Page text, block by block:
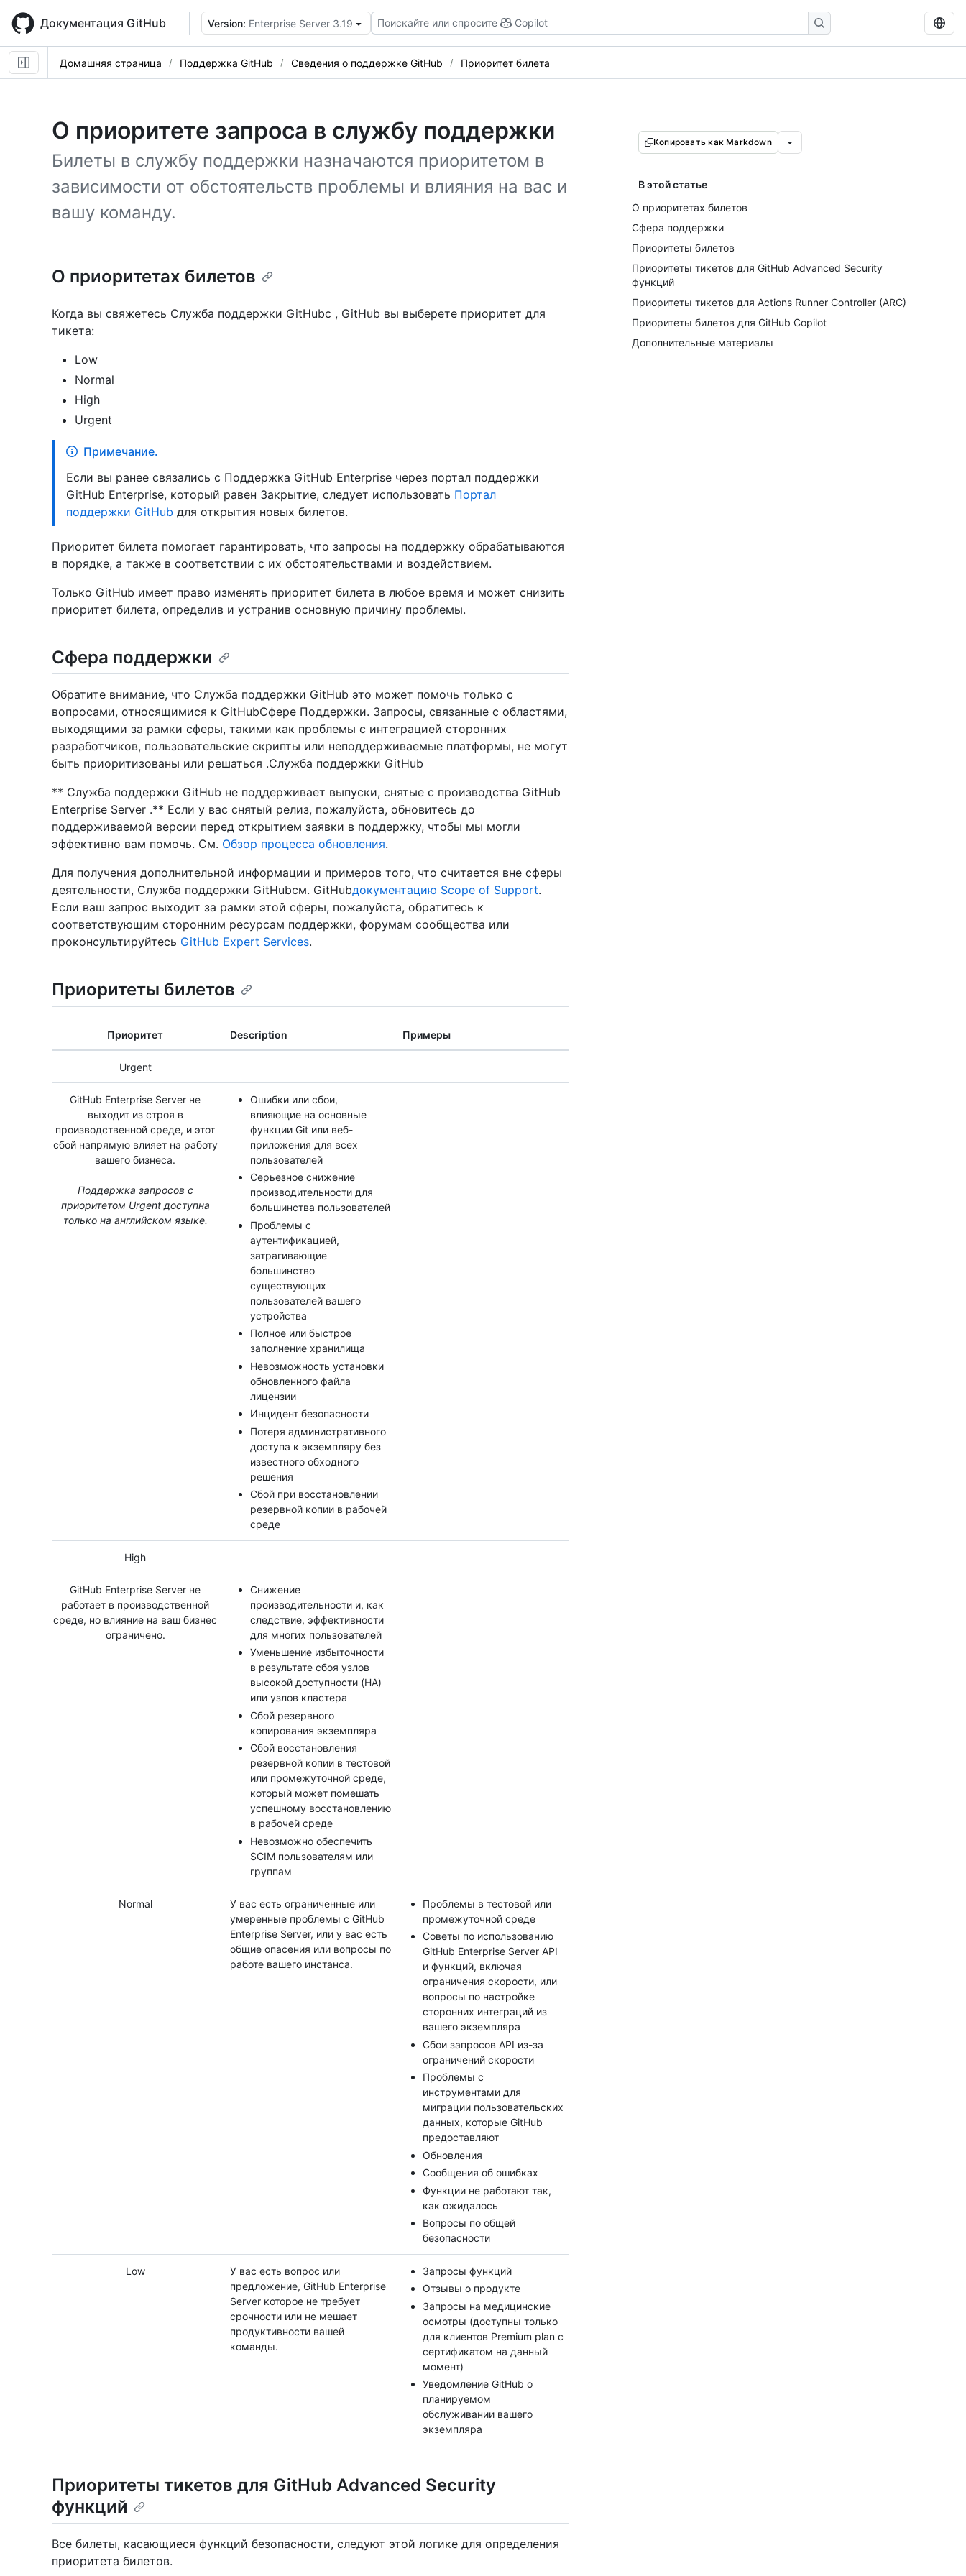
main
content
Документация GitHub Version: Enterprise Server 3.19 Поискайте или спросите Copilot
Домашняя страница Поддержка GitHub Сведения о поддержке GitHub Приоритет билета
О приоритете запроса в службу поддержки
Билеты в службу поддержки назначаются приоритетом в
зависимости от обстоятельств проблемы и влияния на вас и
вашу команду.
Копировать как Markdown
В этой статье
О приоритетах билетов
Сфера поддержки
Приоритеты билетов
Приоритеты тикетов для GitHub Advanced Security
функций
Приоритеты тикетов для Actions Runner Controller (ARC)
Приоритеты билетов для GitHub Copilot
Дополнительные материалы
О приоритетах билетов
Когда вы свяжетесь Служба поддержки GitHubс , GitHub вы выберете приоритет для
тикета:
Low
Normal
High
Urgent
Примечание.
Если вы ранее связались с Поддержка GitHub Enterprise через портал поддержки
GitHub Enterprise, который равен Закрытие, следует использовать Портал
поддержки GitHub для открытия новых билетов.
Приоритет билета помогает гарантировать, что запросы на поддержку обрабатываются
в порядке, а также в соответствии с их обстоятельствами и воздействием.
Только GitHub имеет право изменять приоритет билета в любое время и может снизить
приоритет билета, определив и устранив основную причину проблемы.
Сфера поддержки
Обратите внимание, что Служба поддержки GitHub это может помочь только с
вопросами, относящимися к GitHubСфере Поддержки. Запросы, связанные с областями,
выходящими за рамки сферы, такими как проблемы с интеграцией сторонних
разработчиков, пользовательские скрипты или неподдерживаемые платформы, не могут
быть приоритизованы или решаться .Служба поддержки GitHub
** Служба поддержки GitHub не поддерживает выпуски, снятые с производства GitHub
Enterprise Server .** Если у вас снятый релиз, пожалуйста, обновитесь до
поддерживаемой версии перед открытием заявки в поддержку, чтобы мы могли
эффективно вам помочь. См. Обзор процесса обновления.
Для получения дополнительной информации и примеров того, что считается вне сферы
деятельности, Служба поддержки GitHubсм. GitHubдокументацию Scope of Support.
Если ваш запрос выходит за рамки этой сферы, пожалуйста, обратитесь к
соответствующим сторонним ресурсам поддержки, форумам сообщества или
проконсультируйтесь GitHub Expert Services.
Приоритеты билетов
Приоритет Description Примеры
Urgent
GitHub Enterprise Server не
выходит из строя в
производственной среде, и этот
сбой напрямую влияет на работу
вашего бизнеса.
Поддержка запросов с
приоритетом Urgent доступна
только на английском языке.
Ошибки или сбои,
влияющие на основные
функции Git или веб-
приложения для всех
пользователей
Серьезное снижение
производительности для
большинства пользователей
Проблемы с
аутентификацией,
затрагивающие
большинство
существующих
пользователей вашего
устройства
Полное или быстрое
заполнение хранилища
Невозможность установки
обновленного файла
лицензии
Инцидент безопасности
Потеря административного
доступа к экземпляру без
известного обходного
решения
Сбой при восстановлении
резервной копии в рабочей
среде
High
GitHub Enterprise Server не
работает в производственной
среде, но влияние на ваш бизнес
ограничено.
Снижение
производительности и, как
следствие, эффективности
для многих пользователей
Уменьшение избыточности
в результате сбоя узлов
высокой доступности (HA)
или узлов кластера
Сбой резервного
копирования экземпляра
Сбой восстановления
резервной копии в тестовой
или промежуточной среде,
который может помешать
успешному восстановлению
в рабочей среде
Невозможно обеспечить
SCIM пользователям или
группам
Normal
У вас есть ограниченные или
умеренные проблемы с GitHub
Enterprise Server, или у вас есть
общие опасения или вопросы по
работе вашего инстанса.
Проблемы в тестовой или
промежуточной среде
Советы по использованию
GitHub Enterprise Server API
и функций, включая
ограничения скорости, или
вопросы по настройке
сторонних интеграций из
вашего экземпляра
Сбои запросов API из-за
ограничений скорости
Проблемы с
инструментами для
миграции пользовательских
данных, которые GitHub
предоставляют
Обновления
Сообщения об ошибках
Функции не работают так,
как ожидалось
Вопросы по общей
безопасности
Low
У вас есть вопрос или
предложение, GitHub Enterprise
Server которое не требует
срочности или не мешает
продуктивности вашей
команды.
Запросы функций
Отзывы о продукте
Запросы на медицинские
осмотры (доступны только
для клиентов Premium plan с
сертификатом на данный
момент)
Уведомление GitHub о
планируемом
обслуживании вашего
экземпляра
Приоритеты тикетов для GitHub Advanced Security
функций
Все билеты, касающиеся функций безопасности, следуют этой логике для определения
приоритета билетов.